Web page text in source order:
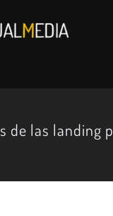
de las landing